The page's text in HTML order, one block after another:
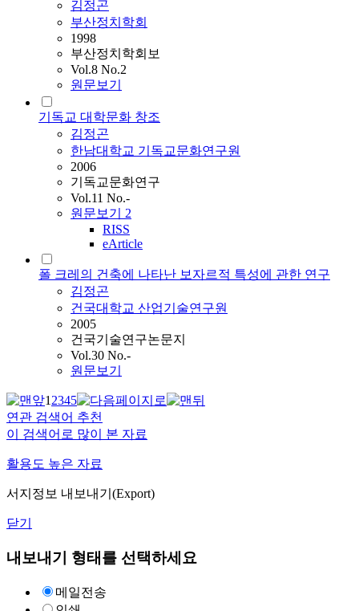
김정곤
부산정치학회
1998
부산정치학회보
Vol.8 No.2
원문보기
기독교 대학문화 창조
김정곤
한남대학교 기독교문화연구원
2006
기독교문화연구
Vol.11 No.-
원문보기 2
RISS
eArticle
폴 크레의 건축에 나타난 보자르적 특성에 관한 연구
김정곤
건국대학교 산업기술연구원
2005
건국기술연구논문지
Vol.30 No.-
원문보기
12345
연관 검색어 추천
이 검색어로 많이 본 자료
활용도 높은 자료
서지정보 내보내기(Export)
닫기
내보내기 형태를 선택하세요
메일전송